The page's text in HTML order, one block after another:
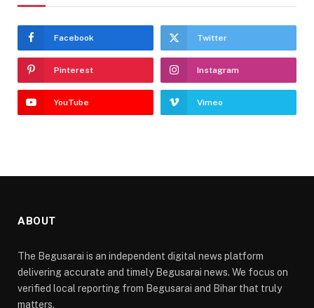
Facebook Twitter
Pinterest Instagram
YouTube Vimeo
ABOUT
The Begusarai is an independent digital news platform
delivering accurate and timely Begusarai news. We focus on
verified local reporting from Begusarai and Bihar that truly
matters.